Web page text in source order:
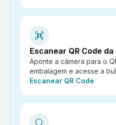
Escanear QR Code
Aponte a câmera para o
embalagem e acesse a
Ação:
Escanear QR Code